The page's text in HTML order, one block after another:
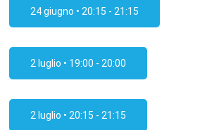
24 giugno • 20:15 - 21:15
2 luglio • 19:00 - 20:00
2 luglio • 20:15 - 21:15